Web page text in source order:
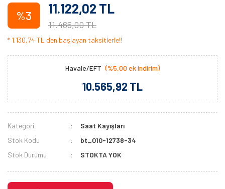
%3 11.122,02 TL
11.466,00 TL
* 1.130,74 TL den başlayan taksitlerle!!
Havale/EFT (%5,00 ek indirim)
10.565,92 TL
Kategori
Saat Kayışları
Stok Kodu
bt_010-12738-34
Stok Durumu
STOKTA YOK